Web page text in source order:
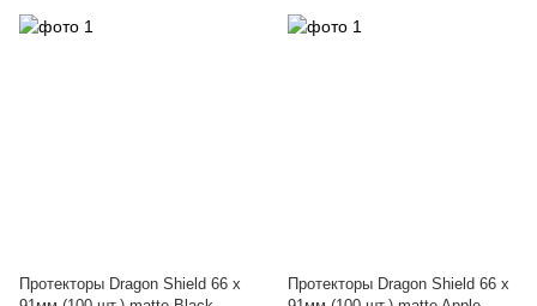
Протекторы Dragon Shield 66 x
Протекторы Dragon Shield 66 x